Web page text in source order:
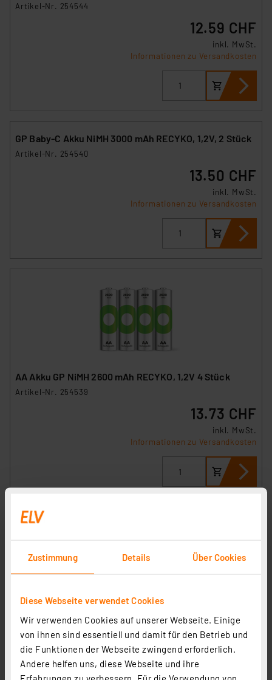
Zustimmung Details Über Cookies
Diese Webseite verwendet Cookies
Wir verwenden Cookies auf unserer Webseite. Einige
von ihnen sind essentiell und damit für den Betrieb und
die Funktionen der Webseite zwingend erforderlich.
Andere helfen uns, diese Webseite und ihre
Erfahrungen zu verbessern. Für die Verwendung von
Artikel-Nr. 254544
12.59 CHF
inkl. MwSt.
Informationen zu Versandkosten
GP Baby-C Akku NiMH 3000 mAh RECYKO, 1,2V, 2 Stück
Artikel-Nr. 254540
13.50 CHF
inkl. MwSt.
Informationen zu Versandkosten
AA Akku GP NiMH 2600 mAh RECYKO, 1,2V 4 Stück
Artikel-Nr. 254539
13.73 CHF
inkl. MwSt.
Informationen zu Versandkosten
GP Mono D Akku NiMH 3000 mAh RECYKO, 1,2V, 2 Stück
Artikel-Nr. 254541
14.52 CHF